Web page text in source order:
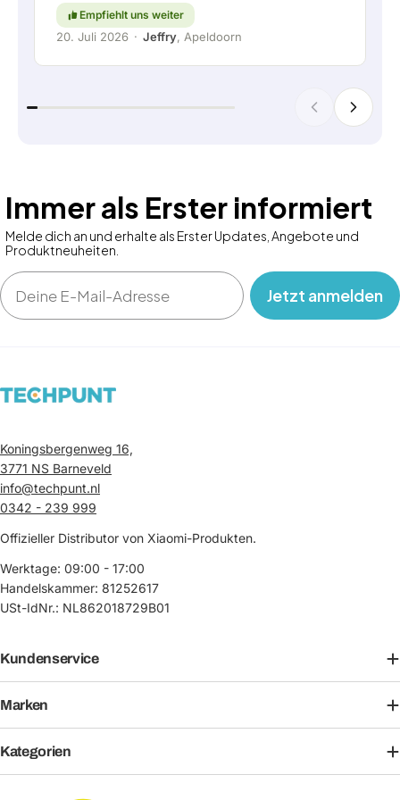
großgeschrieben werden. Weiter so!
Empfiehlt uns weiter
20. Juli 2026 · Jeffry, Apeldoorn
Immer als Erster informiert
Melde dich an und erhalte als Erster Updates, Angebote und
Produktneuheiten.
Email
‎ ‎ ‎ Jetzt anmelden‎ ‎ ‎ ‎
Koningsbergenweg 16,
3771 NS Barneveld
info@techpunt.nl
0342 - 239 999
Offizieller Distributor von Xiaomi-Produkten.
Werktage: 09:00 - 17:00
Handelskammer: 81252617
USt-IdNr.: NL862018729B01
Kundenservice
Marken
Kategorien